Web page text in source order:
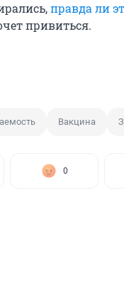
правда ли
привиться.
Вакцина
0